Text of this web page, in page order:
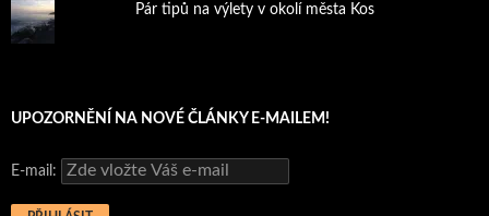
Pár tipů na výlety v okolí města Kos
UPOZORNĚNÍ NA NOVÉ ČLÁNKY E-MAILEM!
E-mail: